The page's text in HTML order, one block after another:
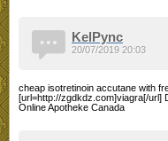
KelPync
cheap isotretinoin accutane with
[url=http://zgdkdz.com]viagra[/url]
Online Apotheke Canada
20/07/2019 20:03